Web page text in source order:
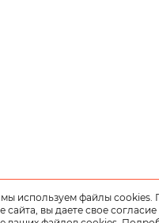
мы используем файлы cookies.
сайта, вы даете свое согласие